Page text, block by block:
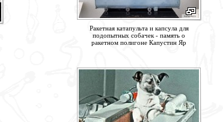
Ракетная катапульта и капсула для
подопытных собачек - память о
ракетном полигоне Капустин Яр